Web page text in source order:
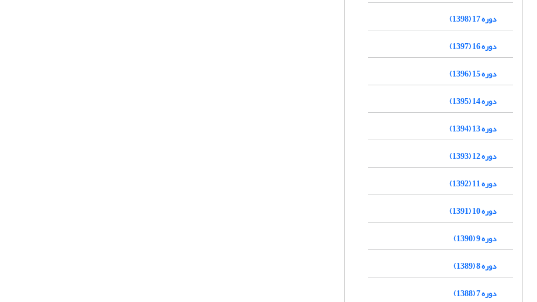
دوره 17 (1398)
دوره 16 (1397)
دوره 15 (1396)
دوره 14 (1395)
دوره 13 (1394)
دوره 12 (1393)
دوره 11 (1392)
دوره 10 (1391)
دوره 9 (1390)
دوره 8 (1389)
دوره 7 (1388)